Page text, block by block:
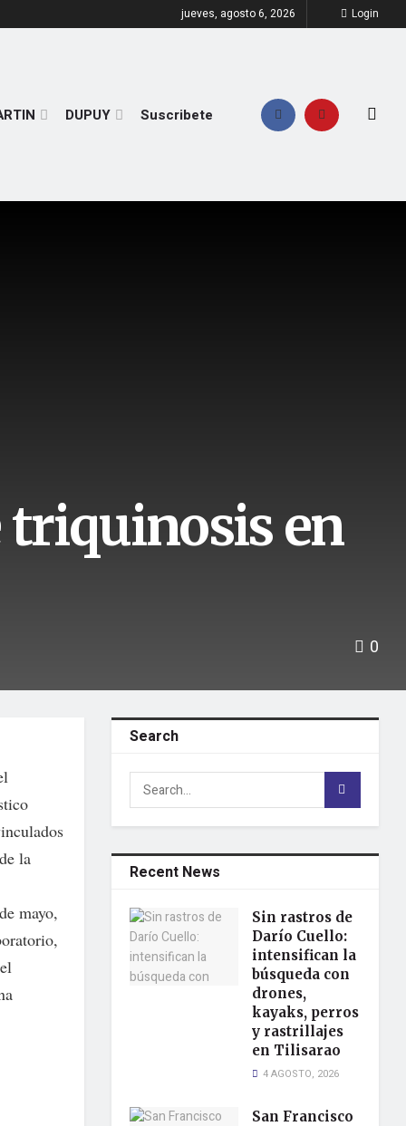
jueves, agosto 6, 2026 Login
DUPUY Suscribete
triquinosis en
0
la
mayo,
Search
Recent News
Sin rastros de
Darío Cuello:
intensifican la
búsqueda con
drones,
kayaks, perros
y rastrillajes
en Tilisarao
4 AGOSTO, 2026
San Francisco